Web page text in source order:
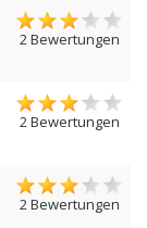
2 Bewertungen
2 Bewertungen
2 Bewertungen